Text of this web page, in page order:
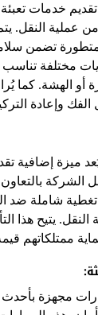
خدمات
عملية النقل.
تضمن سلامة
مختلفة تناسب
أو الهشة. كما
وإعادة
ميزة إضافية
الشركة
تغطية شاملة ضد
النقل. يتيح هذا
ممتلكاتهم
مجهزة بأحدث